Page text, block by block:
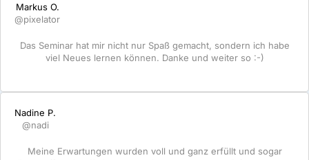
Markus O.
@pixelator
Das Seminar hat mir nicht nur Spaß gemacht, sondern ich habe
viel Neues lernen können. Danke und weiter so :-)
Nadine P.
@nadi
Meine Erwartungen wurden voll und ganz erfüllt und sogar